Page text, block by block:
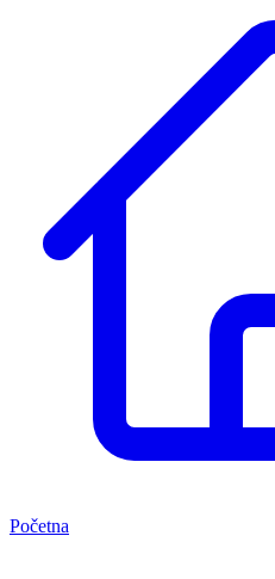
Početna